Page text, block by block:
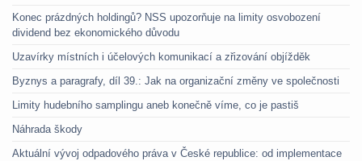
Konec prázdných holdingů? NSS upozorňuje na limity osvobození
dividend bez ekonomického důvodu
Uzavírky místních i účelových komunikací a zřizování objížděk
Byznys a paragrafy, díl 39.: Jak na organizační změny ve společnosti
Limity hudebního samplingu aneb konečně víme, co je pastiš
Náhrada škody
Aktuální vývoj odpadového práva v České republice: od implementace